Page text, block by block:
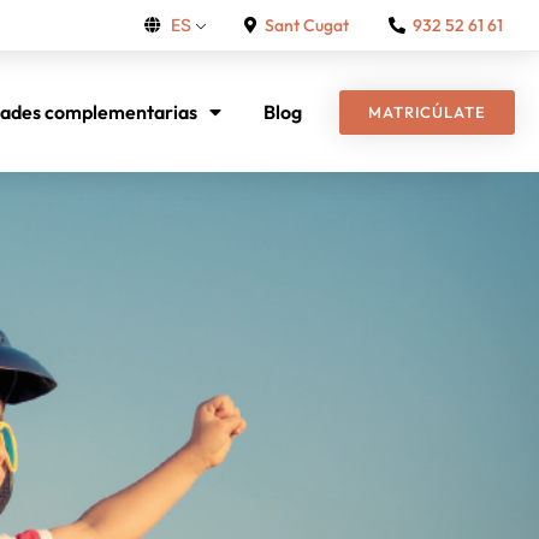
ES Sant Cugat 932 52 61 61
complementarias Blog MATRICÚLATE